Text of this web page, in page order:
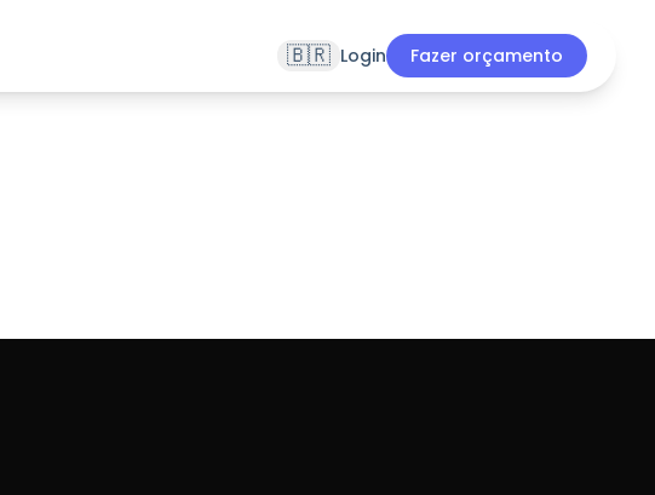
🇧🇷 Login Fazer orçamento